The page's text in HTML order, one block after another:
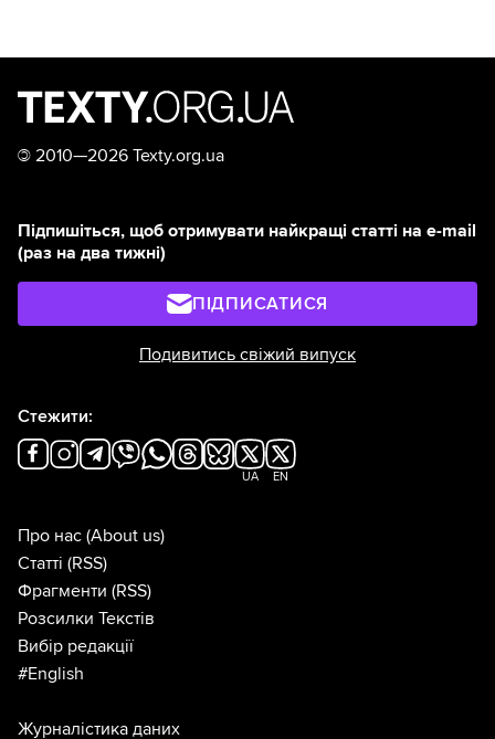
© 2010—2026 Texty.org.ua
Підпишіться, щоб отримувати найкращі статті на e-mail
(раз на два тижні)
ПІДПИСАТИСЯ
Подивитись свіжий випуск
Стежити:
UA EN
Про нас (About us)
Статті (RSS)
Фрагменти (RSS)
Розсилки Текстів
Вибір редакції
#English
Журналістика даних